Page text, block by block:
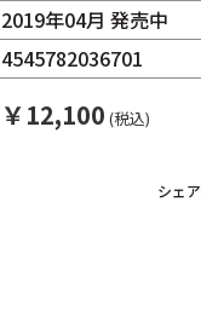
2019年04月 発売中
4545782036701
￥12,100 (税込)
シェア